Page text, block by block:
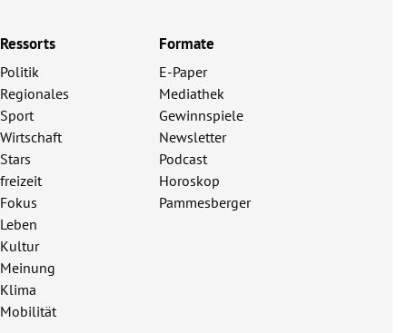
Ressorts
Politik
Regionales
Sport
Wirtschaft
Stars
freizeit
Fokus
Leben
Kultur
Meinung
Klima
Mobilität
Formate
E-Paper
Mediathek
Gewinnspiele
Newsletter
Podcast
Horoskop
Pammesberger